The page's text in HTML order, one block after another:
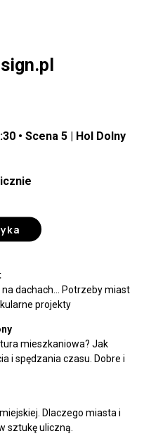
• Scena 5 | Hol Dolny
na dachach... Potrzeby miast
projekty
mieszkaniowa? Jak
i spędzania czasu. Dobre i
Dlaczego miasta i
sztukę uliczną.